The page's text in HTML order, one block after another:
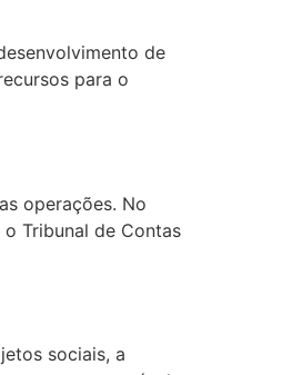
de
para o
operações. No
Tribunal de Contas
sociais, a